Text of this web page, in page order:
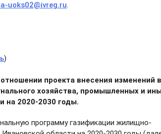
uoks02@ivreg.ru.
)
проекта внесения изменений в
хозяйства, промышленных и
на 2020-2030 годы.
программу газификации жилищно-